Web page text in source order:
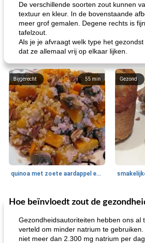
De verschillende soorten zout kunnen
textuur en kleur. In de bovenstaande
meer grof gemalen. Degene rechts is
tafelzout.
Als je je afvraagt ​​welk type het
dat ze allemaal vrij op elkaar lijken.
55 min
Bijgerecht
quinoa met zoete aardappel en champignons
Gezond
40 min
One Dish Meal Soepen,
Hoe beïnvloedt zout de
Gezondheidsautoriteiten hebben ons al
verteld om minder natrium te
niet meer dan 2.300 mg natrium per